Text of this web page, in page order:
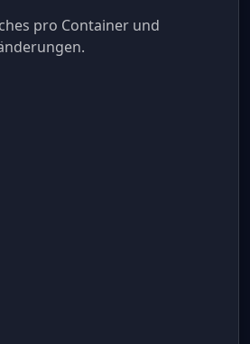
pro Container und